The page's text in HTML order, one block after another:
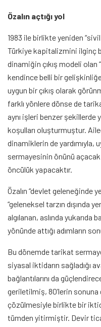
Özalın açtığı yol
1983 ile birlikte yeniden
Türkiye kapitalizmini ilginç
dinamiğin çıkış modeli olan
kendince belli bir
uygun bir çıkış olarak
farklı yönlere dönse de
aynı işleri benzer şekillerde
koşulları oluşturmuştur.
dinamiklerin de yardımıyla,
sermayesinin önünü
öncülük yapacaktır.
Özalın “devlet geleneğinde
“geleneksel tarzın dışında
algılanan, aslında
yönünde attığı adımların
Bu dönemde tarikat
siyasal iktidarın sağladığı
bağlantılarını da
geriletilmiş, 80’lerin
çözülmesiyle birlikte bir
tümden yitirmiştir. Devir